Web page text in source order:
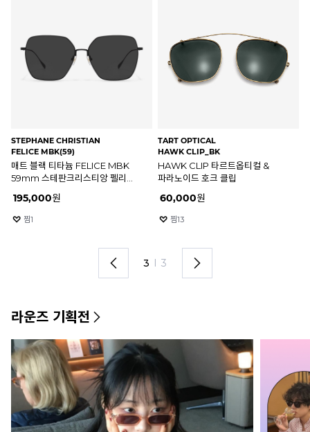
STEPHANE CHRISTIAN
FELICE MGN(59)
매트 실버 티타늄 FELICE MGN
59mm 스테판크리스티앙 펠리체
195,000원
찜2
STEPHANE CHRISTIAN
LURIO 160(55)
브라운 투명&매트 골드 티타늄
LURIO 160 55mm
선글라스
195,000원
찜0
1 I 3
라운즈 기획전